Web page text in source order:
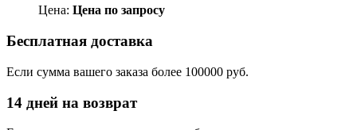
Цена: Цена по запросу
Бесплатная доставка
Если сумма вашего заказа более 100000 руб.
14 дней на возврат